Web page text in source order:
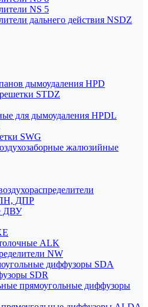
NS 5
дальнего действия NSDZ
дымоудаления HPD
STDZ
для дымоудаления HPDL
SWG
жалюзийные
ДПР
ДВУ
ALK
NW
диффузоры SDA
SDR
прямоугольные диффузоры